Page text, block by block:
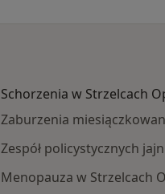
Schorzenia w Strzelcach
Zaburzenia
Zespół policystycznych
Menopauza w Strzelcach